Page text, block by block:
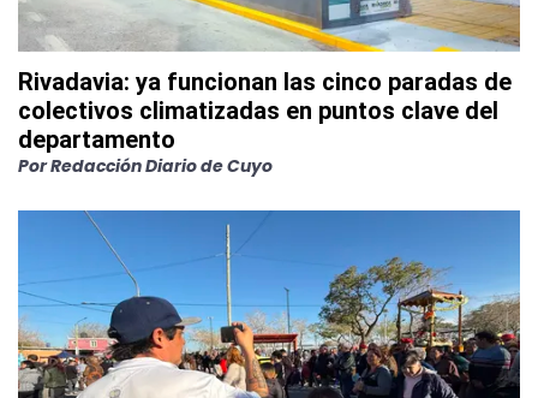
Rivadavia: ya funcionan las cinco paradas de
colectivos climatizadas en puntos clave del
departamento
PorRedacción Diario de Cuyo